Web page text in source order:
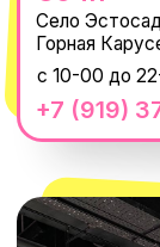
КОНТАКТЫ
Реквизиты
Магазины
Наши путешествия
Наши проекты
Новости
Каталог
О КОМПАНИИ